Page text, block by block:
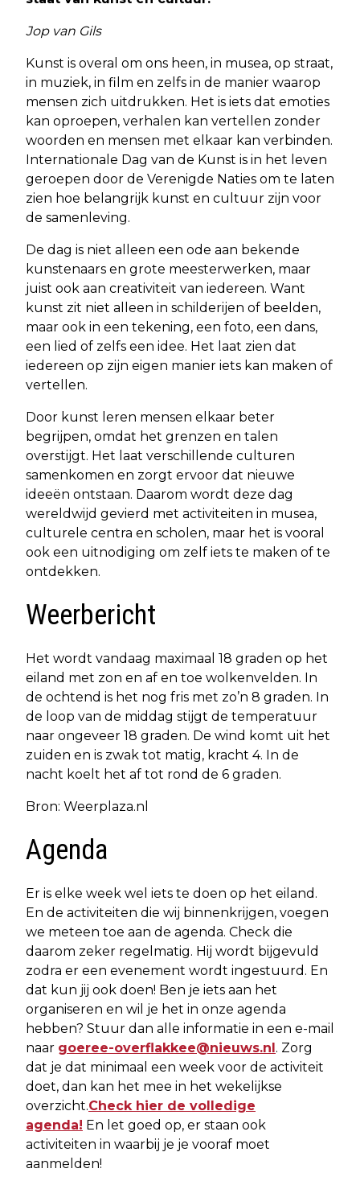
Jop van Gils
Kunst is overal om ons heen, in musea, op straat,
in muziek, in film en zelfs in de manier waarop
mensen zich uitdrukken. Het is iets dat emoties
kan oproepen, verhalen kan vertellen zonder
woorden en mensen met elkaar kan verbinden.
Internationale Dag van de Kunst is in het leven
geroepen door de Verenigde Naties om te laten
zien hoe belangrijk kunst en cultuur zijn voor
de samenleving.
De dag is niet alleen een ode aan bekende
kunstenaars en grote meesterwerken, maar
juist ook aan creativiteit van iedereen. Want
kunst zit niet alleen in schilderijen of beelden,
maar ook in een tekening, een foto, een dans,
een lied of zelfs een idee. Het laat zien dat
iedereen op zijn eigen manier iets kan maken of
vertellen.
Door kunst leren mensen elkaar beter
begrijpen, omdat het grenzen en talen
overstijgt. Het laat verschillende culturen
samenkomen en zorgt ervoor dat nieuwe
ideeën ontstaan. Daarom wordt deze dag
wereldwijd gevierd met activiteiten in musea,
culturele centra en scholen, maar het is vooral
ook een uitnodiging om zelf iets te maken of te
ontdekken.
Weerbericht
Het wordt vandaag maximaal 18 graden op het
eiland met zon en af en toe wolkenvelden. In
de ochtend is het nog fris met zo’n 8 graden. In
de loop van de middag stijgt de temperatuur
naar ongeveer 18 graden. De wind komt uit het
zuiden en is zwak tot matig, kracht 4. In de
nacht koelt het af tot rond de 6 graden.
Bron: Weerplaza.nl
Agenda
Er is elke week wel iets te doen op het eiland.
En de activiteiten die wij binnenkrijgen, voegen
we meteen toe aan de agenda. Check die
daarom zeker regelmatig. Hij wordt bijgevuld
zodra er een evenement wordt ingestuurd. En
dat kun jij ook doen! Ben je iets aan het
organiseren en wil je het in onze agenda
hebben? Stuur dan alle informatie in een e-mail
naar goeree-overflakkee@nieuws.nl. Zorg
dat je dat minimaal een week voor de activiteit
doet, dan kan het mee in het wekelijkse
overzicht.Check hier de volledige
agenda! En let goed op, er staan ook
activiteiten in waarbij je je vooraf moet
aanmelden!